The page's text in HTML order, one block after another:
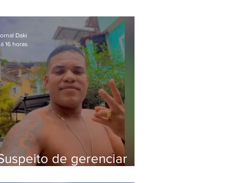
contra crianças
de gerenciar
Daki
16 horas